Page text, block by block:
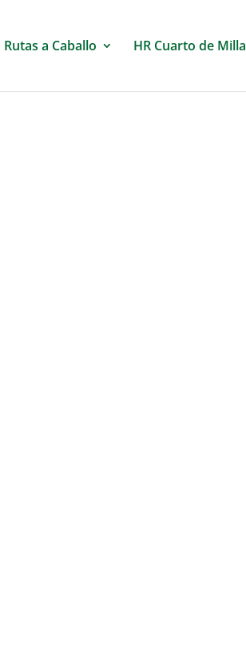
Rutas a Caballo HR Cuarto de Milla